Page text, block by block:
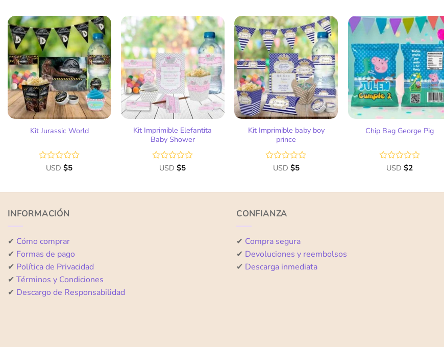
de
5
de
5
de
5
de
Añadir
a la
lista
de
deseos
Kit Jurassic World
Valorado
de
USD$5
Añadir
a la
lista
de
deseos
Kit Imprimible Elefantita
Baby Shower
Valorado
de
USD$5
Añadir
a la
lista
de
deseos
Kit Imprimible baby boy
prince
Valorado
de
USD $5
Añadir
a la
lista
de
deseos
Chip Bag George Pig
Valorado
de
USD$2
INFORMACIÓN
✔ Cómo comprar
✔ Formas de pago
✔ Política de Privacidad
✔ Términos y Condiciones
✔ Descargo de Responsabilidad
CONFIANZA
✔ Compra segura
✔ Devoluciones y reembolsos
✔ Descarga inmediata